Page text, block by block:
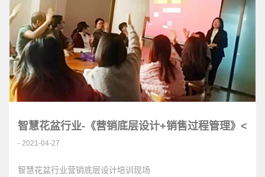
智慧花盆行业-《营销底层设计+销售过程管理》<
- 2021-04-27
智慧花盆行业营销底层设计培训现场